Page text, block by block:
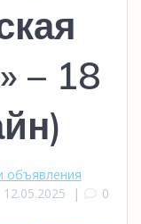
– 18
объявления
12.05.2025 | 0